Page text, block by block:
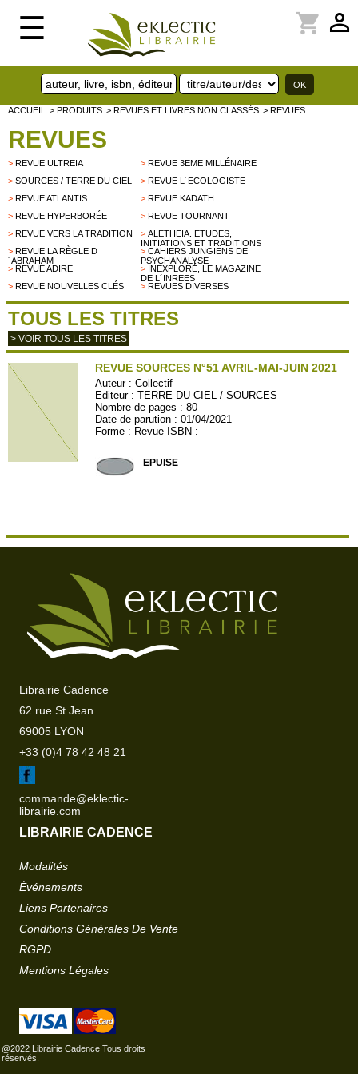
☰ perm_identity
shopping_cart
ACCUEIL > PRODUITS > REVUES ET LIVRES NON CLASSÉS > REVUES
REVUES
> REVUE ULTREIA >REVUE 3EME MILLÉNAIRE
> SOURCES / TERRE DU CIEL >REVUE L´ECOLOGISTE
> REVUE ATLANTIS >REVUE KADATH
> REVUE HYPERBORÉE >REVUE TOURNANT
> REVUE VERS LA TRADITION >ALETHEIA. ETUDES,
INITIATIONS ET TRADITIONS
> REVUE LA RÈGLE D
´ABRAHAM
>CAHIERS JUNGIENS DE
PSYCHANALYSE
> REVUE ADIRE > INEXPLORÉ, LE MAGAZINE
DE L´INREES
> REVUE NOUVELLES CLÉS >REVUES DIVERSES
TOUS LES TITRES
> VOIR TOUS LES TITRES
REVUE SOURCES N°51 AVRIL-MAI-JUIN 2021
Auteur :Collectif
Editeur :TERRE DU CIEL / SOURCES
Nombre de pages : 80
Date de parution : 01/04/2021
Forme : Revue ISBN :
EPUISE
Librairie Cadence
62 rue St Jean
69005 LYON
+33 (0)4 78 42 48 21
commande@eklectic-
librairie.com
LIBRAIRIE CADENCE
Modalités
Événements
Liens Partenaires
Conditions Générales De Vente
RGPD
Mentions Légales
@2022 Librairie Cadence Tous droits
réservés.